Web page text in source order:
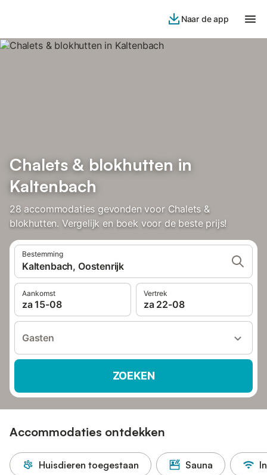
Naar de app
Chalets & blokhutten in
Kaltenbach
28 accommodaties gevonden voor Chalets &
blokhutten. Vergelijk en boek voor de beste prijs!
Bestemming
Kaltenbach, Oostenrijk
Aankomst
za 15-08
Vertrek
za 22-08
Gasten
ZOEKEN
Accommodaties ontdekken
Huisdieren toegestaan Sauna